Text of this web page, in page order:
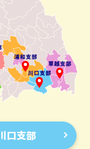
口支部